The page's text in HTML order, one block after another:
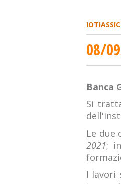
08/
Banca
Si
Le due
2021;
I lavori